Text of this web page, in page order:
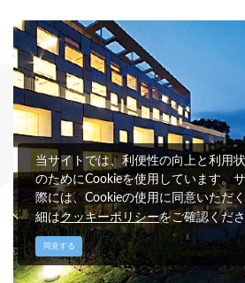
当サイトでは、利便性の向上と利用
のためにCookieを使用しています。
際には、Cookieの使用に同意いただ
細はクッキーポリシーをご確認くださ
同意する